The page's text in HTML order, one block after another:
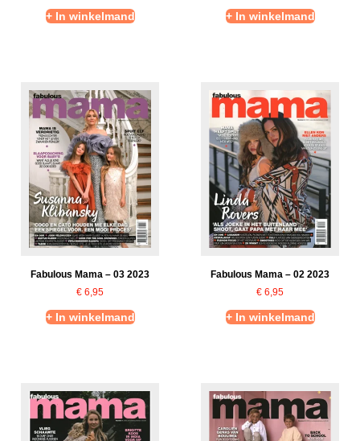
+ In winkelmand + In winkelmand
Fabulous Mama – 03 2023
€ 6,95
+ In winkelmand
Fabulous Mama – 02 2023
€ 6,95
+ In winkelmand